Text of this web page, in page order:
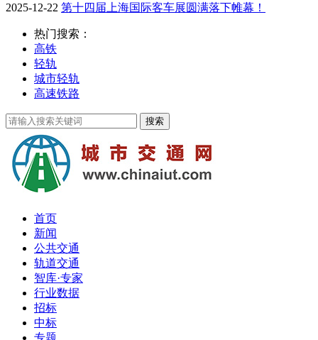
2025-12-22 第十四届上海国际客车展圆满落下帷幕！
热门搜索：
高铁
轻轨
城市轻轨
高速铁路
首页
新闻
公共交通
轨道交通
智库·专家
行业数据
招标
中标
专题